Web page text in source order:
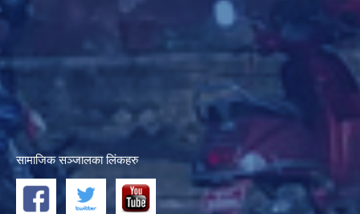
सामाजिक सञ्जालका लिंकहरु